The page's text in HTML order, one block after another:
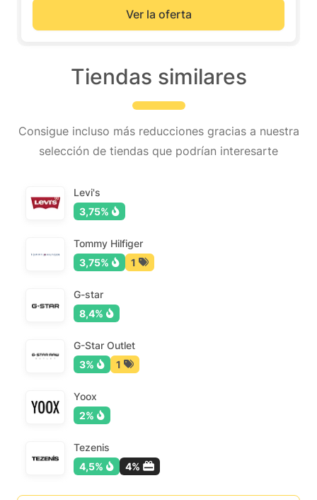
Ver la oferta
Tiendas similares
Consigue incluso más reducciones gracias a nuestra
selección de tiendas que podrían interesarte
Levi's
3,75%
Tommy Hilfiger
3,75%
1
G-star
8,4%
G-Star Outlet
3%
1
Yoox
2%
Tezenis
4,5%
4%